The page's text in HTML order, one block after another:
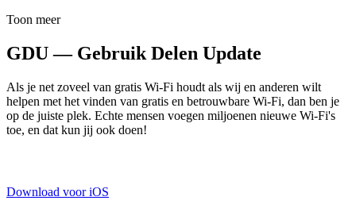
Toon meer
GDU — Gebruik Delen Update
Als je net zoveel van gratis Wi-Fi houdt als wij en anderen wilt
helpen met het vinden van gratis en betrouwbare Wi-Fi, dan ben je
op de juiste plek. Echte mensen voegen miljoenen nieuwe Wi-Fi's
toe, en dat kun jij ook doen!
Download voor iOS